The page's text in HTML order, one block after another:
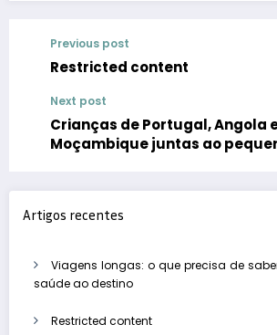
Previous post
Restricted content
Next post
Crianças de Portugal, Angola
Moçambique juntas ao
Artigos recentes
Viagens longas: o que precisa de
saúde ao destino
Restricted content